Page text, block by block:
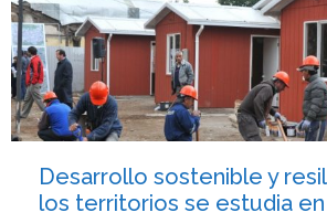
Desarrollo sostenible y
los territorios se estudia en